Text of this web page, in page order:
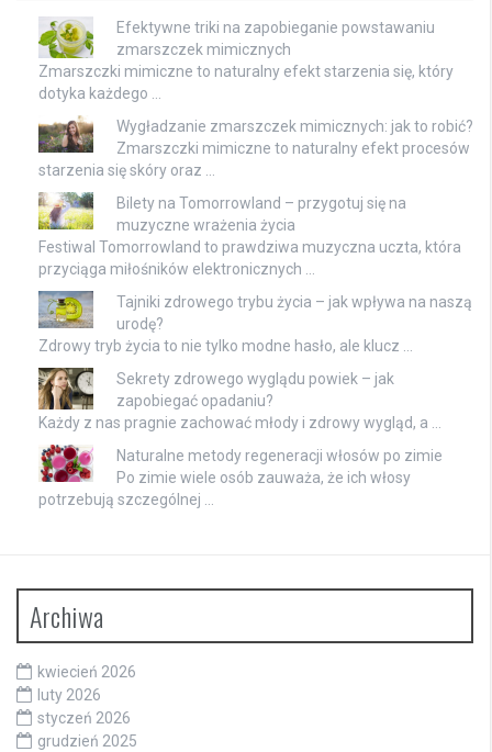
Efektywne triki na zapobieganie powstawaniu
zmarszczek mimicznych
Zmarszczki mimiczne to naturalny efekt starzenia się, który
dotyka każdego …
Wygładzanie zmarszczek mimicznych: jak to robić?
Zmarszczki mimiczne to naturalny efekt procesów
starzenia się skóry oraz …
Bilety na Tomorrowland – przygotuj się na
muzyczne wrażenia życia
Festiwal Tomorrowland to prawdziwa muzyczna uczta, która
przyciąga miłośników elektronicznych …
Tajniki zdrowego trybu życia – jak wpływa na naszą
urodę?
Zdrowy tryb życia to nie tylko modne hasło, ale klucz …
Sekrety zdrowego wyglądu powiek – jak
zapobiegać opadaniu?
Każdy z nas pragnie zachować młody i zdrowy wygląd, a …
Naturalne metody regeneracji włosów po zimie
Po zimie wiele osób zauważa, że ich włosy
potrzebują szczególnej …
Archiwa
kwiecień 2026
luty 2026
styczeń 2026
grudzień 2025